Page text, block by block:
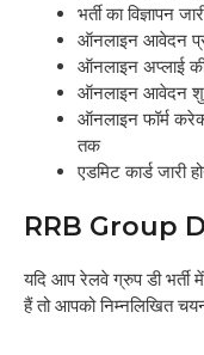
भर्ती का विज्ञापन
ऑनलाइन आवेदन
ऑनलाइन अप्लाई
ऑनलाइन आवेदन
ऑनलाइन फॉर्म
तक
एडमिट कार्ड जारी
RRB Group
यदि आप रेलवे ग्रुप डी भर्ती
हैं तो आपको निम्नलिखित